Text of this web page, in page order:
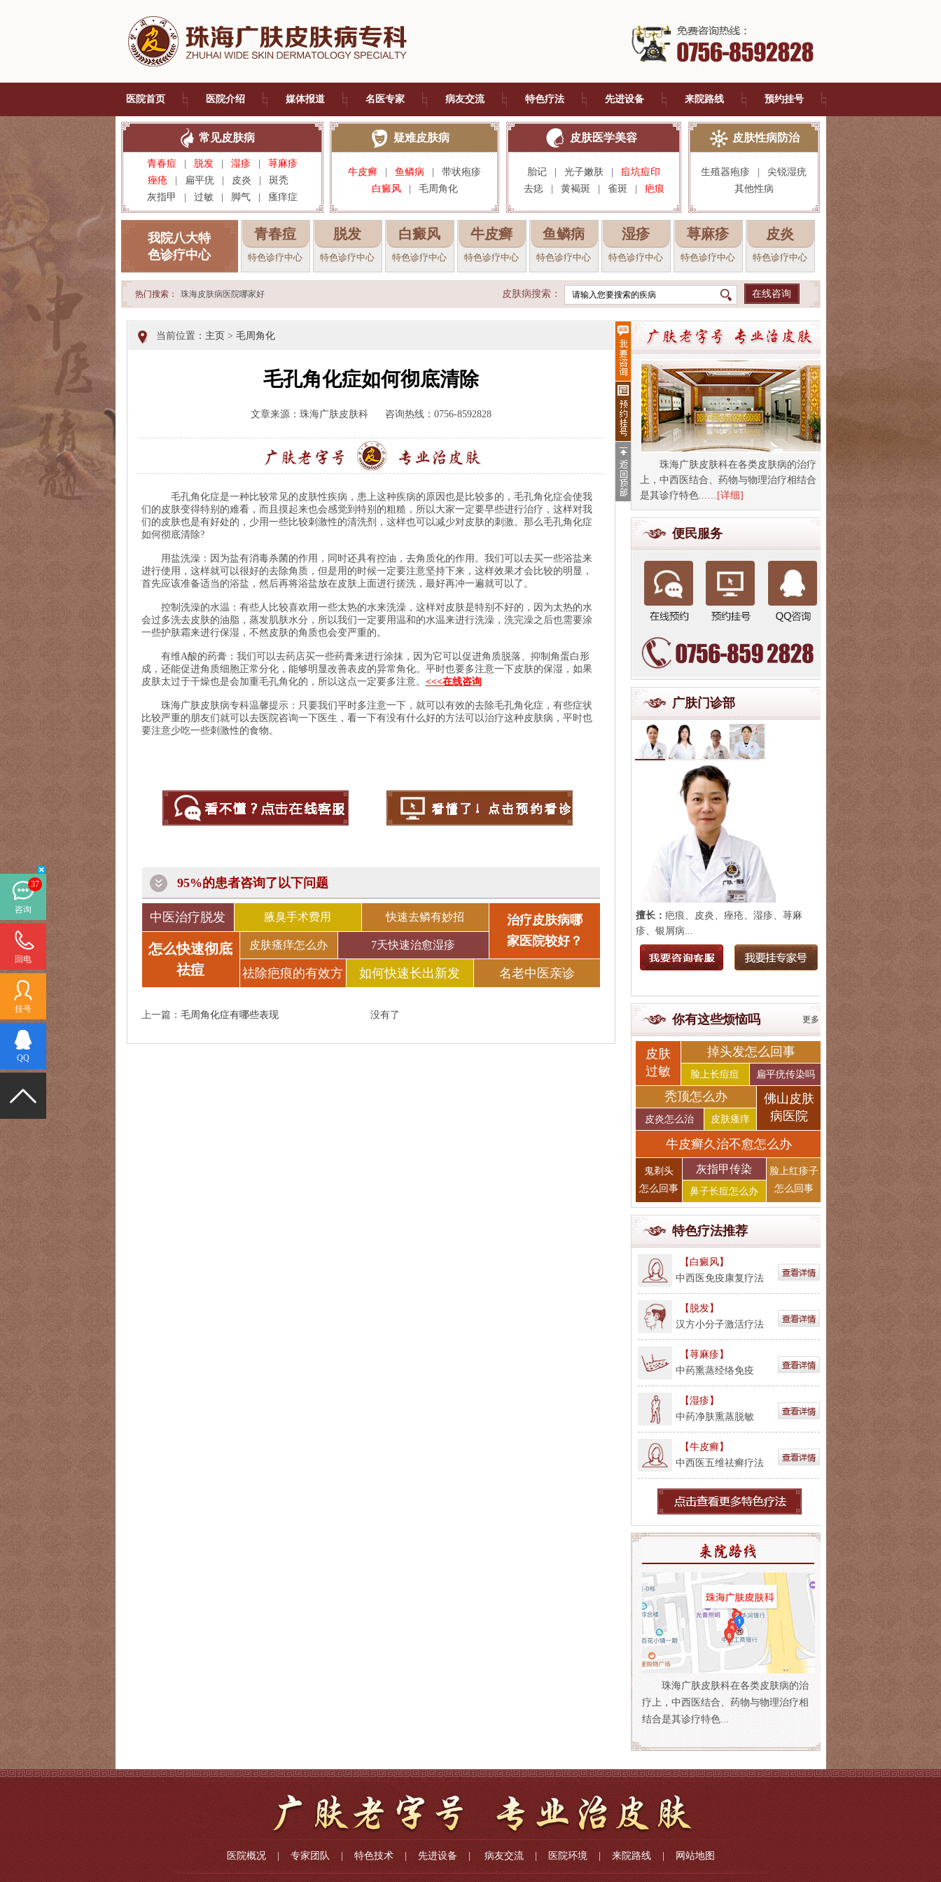
医院首页 医院介绍 媒体报道 名医专家 病友交流 特色疗法 先进设备 来院路线 预约挂号
常见皮肤病
青春痘 脱发 湿疹
荨麻疹
痤疮
扁平疣 皮炎
斑秃
灰指甲
过敏 脚气 瘙痒症
疑难皮肤病
牛皮癣 鱼鳞病
带状疱疹
白癜风
毛周角化
皮肤医学美容
胎记 光子嫩肤
痘坑痘印
去痣
黄褐斑 雀斑 疤痕
皮肤性病防治
生殖器疱疹
尖锐湿疣
其他性病
我院八大特
色诊疗中心
青春痘
特色诊疗中心
脱发
特色诊疗中心
白癜风
特色诊疗中心
牛皮癣
特色诊疗中心
鱼鳞病
特色诊疗中心
湿疹
特色诊疗中心
荨麻疹
特色诊疗中心
皮炎
特色诊疗中心
热门搜索： 珠海皮肤病医院哪家好 皮肤病搜索： 在线咨询
当前位置： 主页 > 毛周角化
毛孔角化症如何彻底清除
文章来源：珠海广肤皮肤科 咨询热线：0756-8592828
毛孔角化症是一种比较常见的皮肤性疾病，患上这种疾病的原因也是比较多的，毛孔角化症会使我
们的皮肤变得特别的难看，而且摸起来也会感觉到特别的粗糙，所以大家一定要早些进行治疗，这样对我
们的皮肤也是有好处的，少用一些比较刺激性的清洗剂，这样也可以减少对皮肤的刺激。那么毛孔角化症
如何彻底清除?
用盐洗澡：因为盐有消毒杀菌的作用，同时还具有控油，去角质化的作用。我们可以去买一些浴盐来
进行使用，这样就可以很好的去除角质，但是用的时候一定要注意坚持下来，这样效果才会比较的明显，
首先应该准备适当的浴盐，然后再将浴盐放在皮肤上面进行搓洗，最好再冲一遍就可以了。
控制洗澡的水温：有些人比较喜欢用一些太热的水来洗澡，这样对皮肤是特别不好的，因为太热的水
会过多洗去皮肤的油脂，蒸发肌肤水分，所以我们一定要用温和的水温来进行洗澡，洗完澡之后也需要涂
一些护肤霜来进行保湿，不然皮肤的角质也会变严重的。
有维A酸的药膏：我们可以去药店买一些药膏来进行涂抹，因为它可以促进角质脱落、抑制角蛋白形
成，还能促进角质细胞正常分化，能够明显改善表皮的异常角化。平时也要多注意一下皮肤的保湿，如果
皮肤太过于干燥也是会加重毛孔角化的，所以这点一定要多注意。 <<<在线咨询
珠海广肤皮肤病专科温馨提示：只要我们平时多注意一下，就可以有效的去除毛孔角化症，有些症状
比较严重的朋友们就可以去医院咨询一下医生，看一下有没有什么好的方法可以治疗这种皮肤病，平时也
要注意少吃一些刺激性的食物。
95%的患者咨询了以下问题
中医治疗脱发
怎么快速彻底
祛痘
腋臭手术费用
皮肤瘙痒怎么办
祛除疤痕的有效方
快速去鳞有妙招
7天快速治愈湿疹
如何快速长出新发
治疗皮肤病哪
家医院较好？
名老中医亲诊
上一篇： 毛周角化症有哪些表现 没有了
珠海广肤皮肤科在各类皮肤病的治疗
上，中西医结合、药物与物理治疗相结合
是其诊疗特色...…[详细]
便民服务
广肤门诊部
擅长： 疤痕、皮炎、痤疮、湿疹、荨麻
疹、银屑病...
你有这些烦恼吗 更多
皮肤
过敏
掉头发怎么回事
脸上长痘痘 扁平疣传染吗
秃顶怎么办
皮炎怎么治 皮肤瘙痒
佛山皮肤
病医院
牛皮癣久治不愈怎么办
鬼剃头
怎么回事
灰指甲传染
鼻子长痘怎么办
脸上红疹子
怎么回事
特色疗法推荐
【白癜风】
中西医免疫康复疗法
【脱发】
汉方小分子激活疗法
【荨麻疹】
中药熏蒸经络免疫
【湿疹】
中药净肤熏蒸脱敏
【牛皮癣】
中西医五维祛癣疗法
珠海广肤皮肤科在各类皮肤病的治
疗上，中西医结合、药物与物理治疗相
结合是其诊疗特色...
医院概况 专家团队 特色技术 先进设备 病友交流 医院环境 来院路线 网站地图
37
咨询
回电
挂号
QQ